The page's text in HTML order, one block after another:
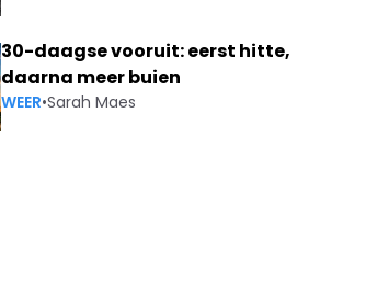
30-daagse vooruit: eerst hitte,
daarna meer buien
WEER•Sarah Maes